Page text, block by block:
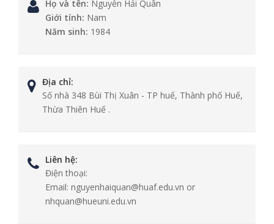
Họ và tên: Nguyễn Hải Quân
Giới tính: Nam
Năm sinh: 1984
Địa chỉ:
Số nhà 348 Bùi Thị Xuân - TP huế, Thành phố Huế,
Thừa Thiên Huế .
Liên hệ:
Điện thoại:
Email: nguyenhaiquan@huaf.edu.vn or
nhquan@hueuni.edu.vn